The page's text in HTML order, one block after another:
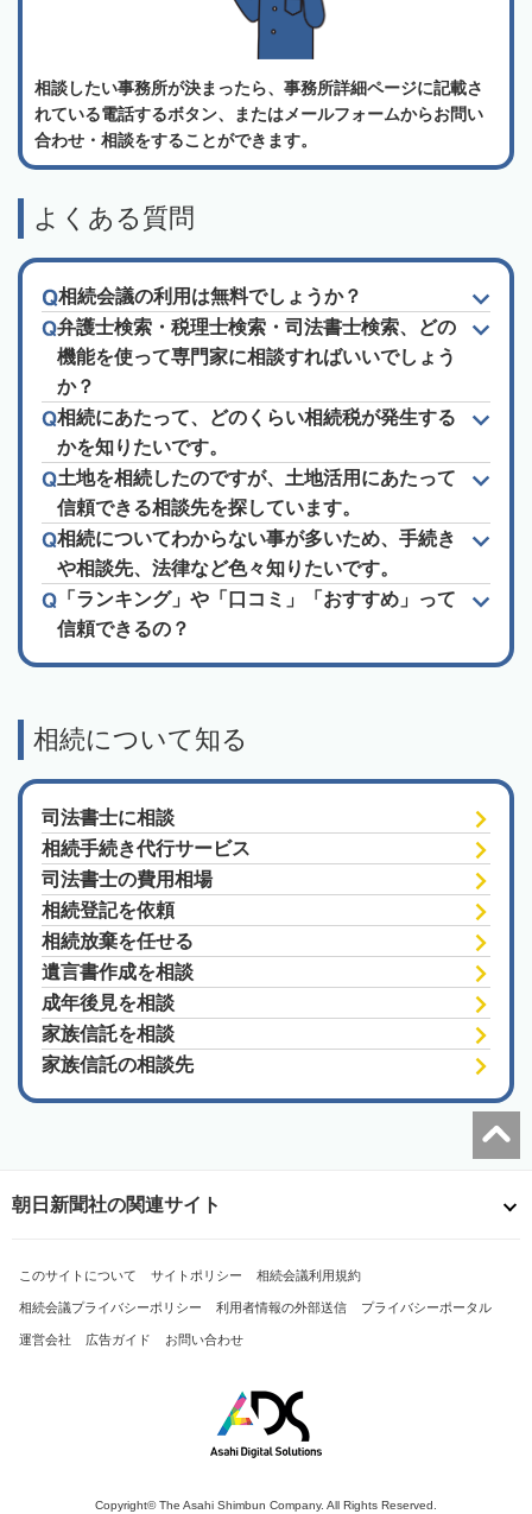
相談したい事務所が決まったら、事務所詳細ページに記載さ
れている電話するボタン、またはメールフォームからお問い
合わせ・相談をすることができます。
よくある質問
相続会議の利用は無料でしょうか？
弁護士検索・税理士検索・司法書士検索、どの
機能を使って専門家に相談すればいいでしょう
か？
相続にあたって、どのくらい相続税が発生する
かを知りたいです。
土地を相続したのですが、土地活用にあたって
信頼できる相談先を探しています。
相続についてわからない事が多いため、手続き
や相談先、法律など色々知りたいです。
「ランキング」や「口コミ」「おすすめ」って
信頼できるの？
相続について知る
司法書士に相談
相続手続き代行サービス
司法書士の費用相場
相続登記を依頼
相続放棄を任せる
遺言書作成を相談
成年後見を相談
家族信託を相談
家族信託の相談先
朝日新聞社の関連サイト
このサイトについて サイトポリシー 相続会議利用規約
相続会議プライバシーポリシー 利用者情報の外部送信 プライバシーポータル
運営会社 広告ガイド お問い合わせ
Copyright© The Asahi Shimbun Company. All Rights Reserved.